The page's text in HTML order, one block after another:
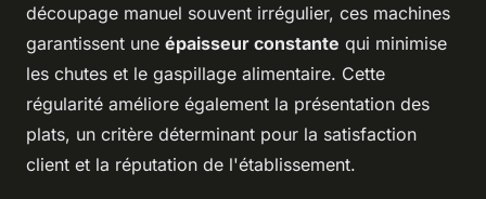
découpage manuel souvent irrégulier, ces machines
garantissent une épaisseur constante qui minimise
les chutes et le gaspillage alimentaire. Cette
régularité améliore également la présentation des
plats, un critère déterminant pour la satisfaction
client et la réputation de l'établissement.